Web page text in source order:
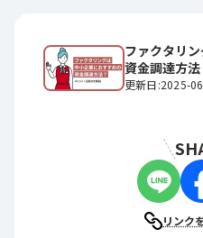
ファクタリ
資金調達方
更新日:2025-
リンク